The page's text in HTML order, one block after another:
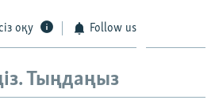
оқу Follow us
Тыңдаңыз